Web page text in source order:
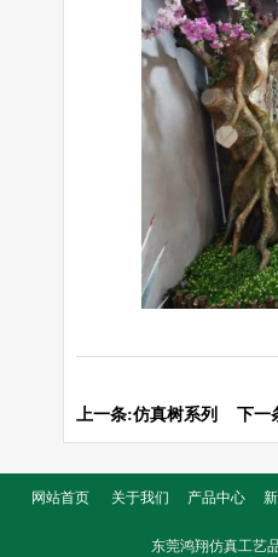
上一条:仿真树系列 下一
网站首页 关于我们 产品中心
东莞鸿翔仿真工艺